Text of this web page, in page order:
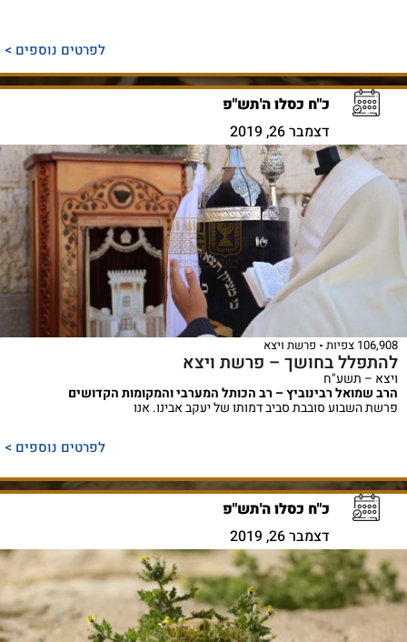
לפרטים נוספים >
כ"ח כסלו ה'תש"פ
דצמבר 26, 2019
106,908 צפיות פרשת ויצא
להתפלל בחושך – פרשת ויצא
ויצא – תשע"ח
הרב שמואל רבינוביץ – רב הכותל המערבי והמקומות הקדושים
פרשת השבוע סובבת סביב דמותו של יעקב אבינו. אנו
לפרטים נוספים >
כ"ח כסלו ה'תש"פ
דצמבר 26, 2019